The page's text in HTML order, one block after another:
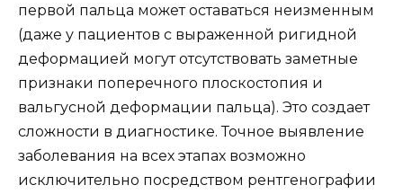
первой пальца может оставаться неизменным
(даже у пациентов с выраженной ригидной
деформацией могут отсутствовать заметные
признаки поперечного плоскостопия и
вальгусной деформации пальца). Это создает
сложности в диагностике. Точное выявление
заболевания на всех этапах возможно
исключительно посредством рентгенографии